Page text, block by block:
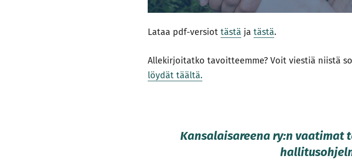
Lataa pdf-versiottästä jatästä.
Allekirjoitatko tavoitteemme? Voit viestiä niistä
löydät täältä.
Kansalaisareena ry:n vaatimat